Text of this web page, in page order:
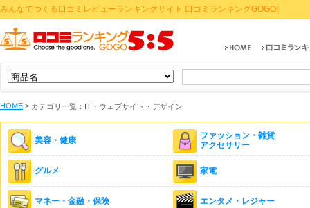
みんなでつくる口コミレビューランキングサイト 口コミランキングGOGO!
HOME > カテゴリ一覧：IT・ウェブサイト・デザイン
美容・健康
ファッション・雑貨
アクセサリー
グルメ 家電
マネー・金融・保険 エンタメ・レジャー